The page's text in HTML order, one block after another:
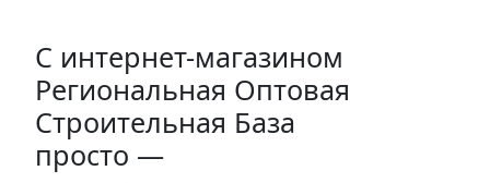
C интернет-магазином
Региональная Оптовая
Строительная База
просто —